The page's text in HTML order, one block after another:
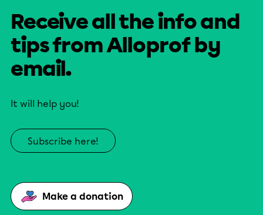
Receive all the info and
tips from Alloprof by
email.
It will help you!
Subscribe here!
Make a donation